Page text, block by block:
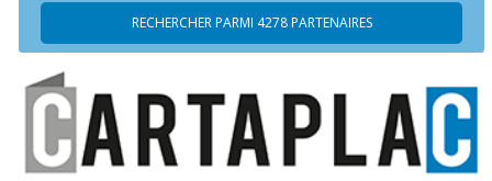
RECHERCHER PARMI 4278 PARTENAIRES